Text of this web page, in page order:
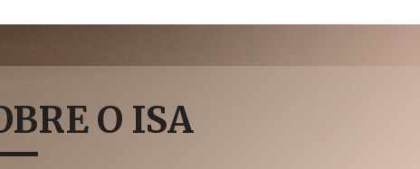
O ISA